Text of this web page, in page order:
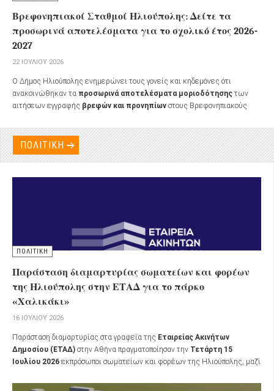
Βρεφονηπιακοί Σταθμοί Ηλιούπολης: Δείτε τα
προσωρινά αποτελέσματα για το σχολικό έτος 2026-
2027
22 ΙΟΥΛΊΟΥ 2026
Ο Δήμος Ηλιούπολης ενημερώνει τους γονείς και κηδεμόνες ότι
ανακοινώθηκαν τα προσωρινά αποτελέσματα μοριοδότησης των
αιτήσεων εγγραφής βρεφών και προνηπίων στους Βρεφονηπιακούς
ΠΟΛΙΤΙΚΗ
ΠΟΛΙΤΙΚΗ
Παράσταση διαμαρτυρίας σωματείων και φορέων
της Ηλιούπολης στην ΕΤΑΔ για το πάρκο
«Χαλικάκι»
16 ΙΟΥΛΊΟΥ 2026
Παράσταση διαμαρτυρίας στα γραφεία της Εταιρείας Ακινήτων
Δημοσίου (ΕΤΑΔ) στην Αθήνα πραγματοποίησαν την Τετάρτη 15
Ιουλίου 2026 εκπρόσωποι σωματείων και φορέων της Ηλιούπολης, μαζί
καταβολής ανταλλάγματος για τη χρήση δημοσίων εκτάσεων από τον